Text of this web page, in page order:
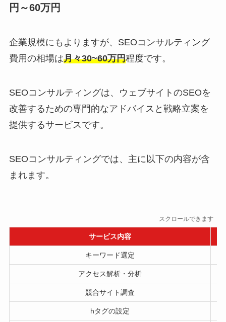
円～60万円
企業規模にもよりますが、SEOコンサルティング
費用の相場は月々30~60万円程度です。
SEOコンサルティングは、ウェブサイトのSEOを
改善するための専門的なアドバイスと戦略立案を
提供するサービスです。
SEOコンサルティングでは、主に以下の内容が含
まれます。
スクロールできます
サービス内容
キーワード選定
アクセス解析・分析
競合サイト調査
hタグの設定